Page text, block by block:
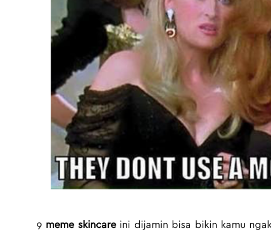
9 meme skincare ini dijamin bisa bikin kamu